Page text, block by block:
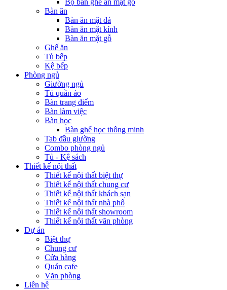
Bộ bàn ghế ăn mặt gỗ
Bàn ăn
Bàn ăn mặt đá
Bàn ăn mặt kính
Bàn ăn mặt gỗ
Ghế ăn
Tủ bếp
Kệ bếp
Phòng ngủ
Giường ngủ
Tủ quần áo
Bàn trang điểm
Bàn làm việc
Bàn học
Bàn ghế học thông minh
Tab đầu giường
Combo phòng ngủ
Tủ - Kệ sách
Thiết kế nội thất
Thiết kế nội thất biệt thự
Thiết kế nội thất chung cư
Thiết kế nội thất khách sạn
Thiết kế nội thất nhà phố
Thiết kế nội thất showroom
Thiết kế nội thất văn phòng
Dự án
Biệt thự
Chung cư
Cửa hàng
Quán cafe
Văn phòng
Liên hệ